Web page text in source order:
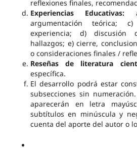
reflexiones finales,
Experiencias Educativas:
argumentación teórica;
experiencia; d)
hallazgos; e) cierre,
o consideraciones finales /
Reseñas de literatura
específica.
El desarrollo podrá estar
subsecciones sin
aparecerán en letra
subtítulos en minúscula y
cuenta del aporte del autor o